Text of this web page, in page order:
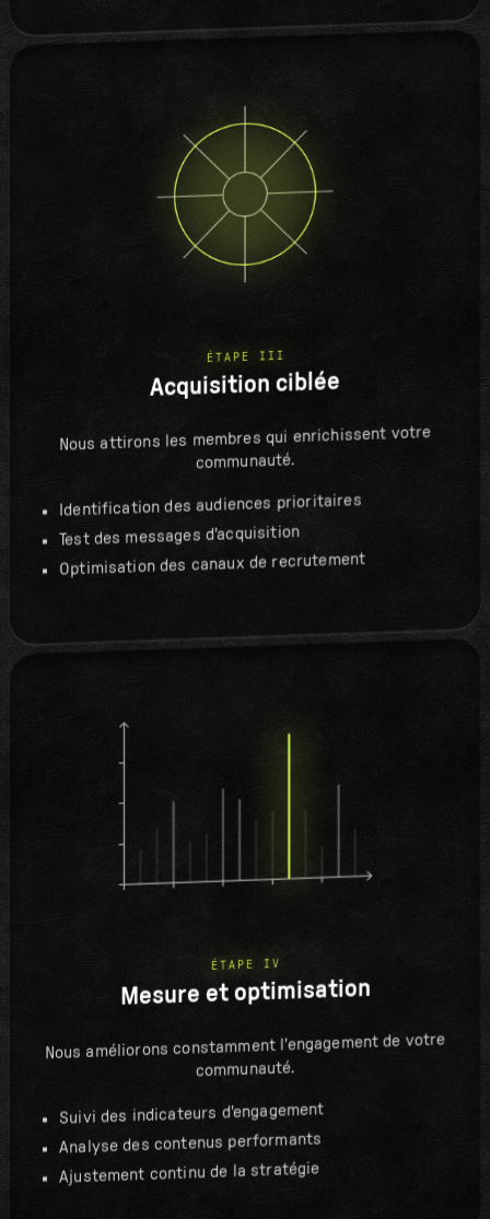
ÉTAPE III
Acquisition ciblée
Nous attirons les membres qui enrichissent votre
communauté.
Identification des audiences prioritaires
Test des messages d'acquisition
Optimisation des canaux de recrutement
ÉTAPE IV
Mesure et optimisation
Nous améliorons constamment l'engagement de votre
communauté.
Suivi des indicateurs d'engagement
Analyse des contenus performants
Ajustement continu de la stratégie